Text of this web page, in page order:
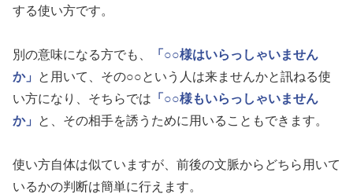
する使い方です。
別の意味になる方でも、
「○○様はいらっしゃいません
か」
と用いて、その○○という人は来ませんかと訊ねる使
い方になり、そちらでは 「○○様もいらっしゃいません
か」
と、その相手を誘うために用いることもできます。
使い方自体は似ていますが、前後の文脈からどちら用いて
いるかの判断は簡単に行えます。